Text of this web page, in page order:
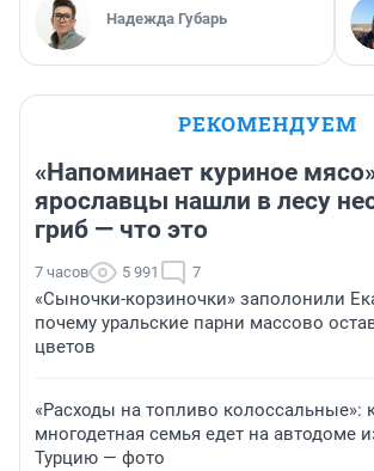
Надежда Губарь
РЕКОМЕНДУЕМ
«Напоминает куриное
ярославцы нашли в лесу
гриб — что это
7 часов 5 991 7
«Сыночки-корзиночки» заполонили
почему уральские парни массово
цветов
«Расходы на топливо колоссальные»:
многодетная семья едет на автодоме
Турцию — фото